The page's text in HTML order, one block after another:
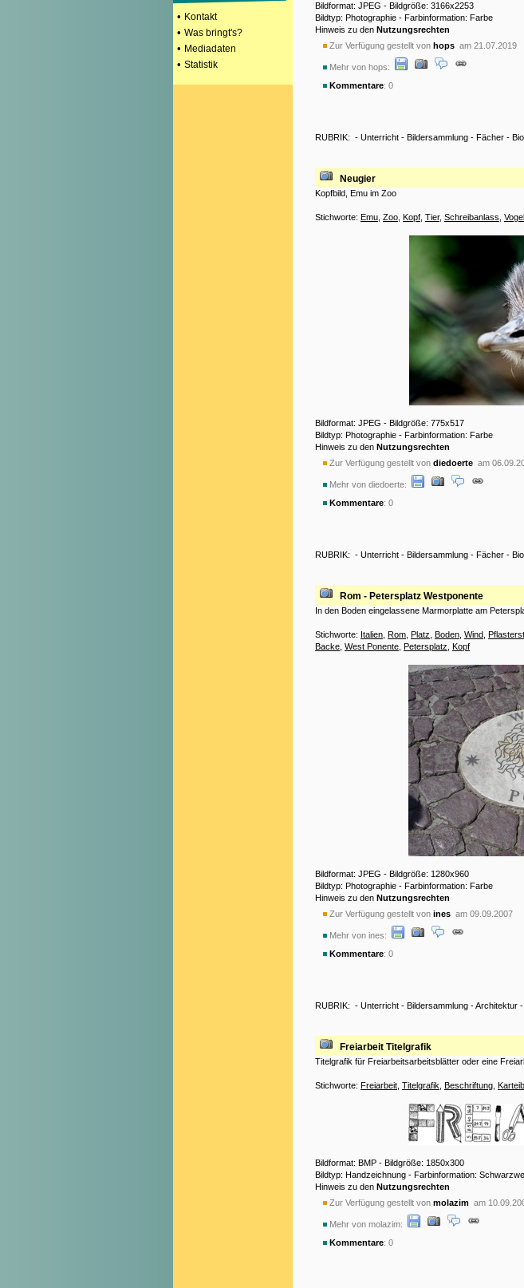
• Kontakt
• Was bringt's?
• Mediadaten
• Statistik
Bildformat: JPEG - Bildgröße: 3166x2253
Bildtyp: Photographie - Farbinformation: Farbe
Hinweis zu den Nutzungsrechten
Zur Verfügung gestellt von hops am 21.07.2019
Mehr von hops:
Kommentare: 0
RUBRIK: - Unterricht - Bildersammlung - Fächer -
Neugier
Kopfbild, Emu im Zoo
Stichworte: Emu Zoo Kopf Tier, Schreibanlass Vogel
Bildformat: JPEG - Bildgröße: 775x517
Bildtyp: Photographie - Farbinformation: Farbe
Hinweis zu den Nutzungsrechten
Zur Verfügung gestellt von diedoerte am
Mehr von diedoerte:
Kommentare: 0
RUBRIK: - Unterricht - Bildersammlung - Fächer -
Rom - Petersplatz Westponente
In den Boden eingelassene Marmorplatte am
Stichworte: Italien Rom Platz Boden Wind
Backe West Ponente Petersplatz Kopf
Bildformat: JPEG - Bildgröße: 1280x960
Bildtyp: Photographie - Farbinformation: Farbe
Hinweis zu den Nutzungsrechten
Zur Verfügung gestellt von ines am 09.09.2007
Mehr von ines:
Kommentare: 0
RUBRIK: - Unterricht - Bildersammlung -Architektur -
Freiarbeit Titelgrafik
Titelgrafik für Freiarbeitsarbeitsblätter oder eine
Stichworte: Freiarbeit Titelgrafik Beschriftung
Bildformat: BMP - Bildgröße: 1850x300
Bildtyp: Handzeichnung - Farbinformation:
Hinweis zu den Nutzungsrechten
Zur Verfügung gestellt von molazim am
Mehr von molazim:
Kommentare: 0